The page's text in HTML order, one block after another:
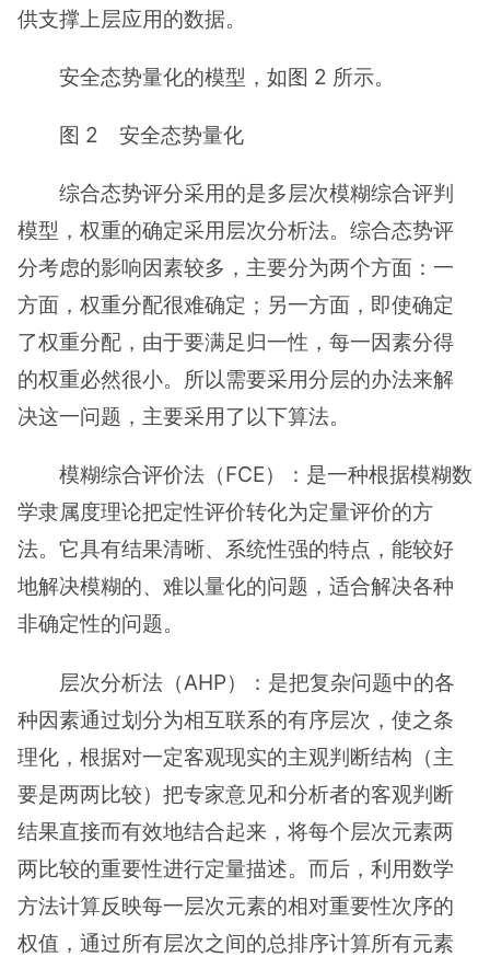
供支撑上层应用的数据。
安全态势量化的模型，如图 2 所示。
图 2 安全态势量化
综合态势评分采用的是多层次模糊综合评判
模型，权重的确定采用层次分析法。综合态势评
分考虑的影响因素较多，主要分为两个方面：一
方面，权重分配很难确定；另一方面，即使确定
了权重分配，由于要满足归一性，每一因素分得
的权重必然很小。所以需要采用分层的办法来解
决这一问题，主要采用了以下算法。
模糊综合评价法（FCE）：是一种根据模糊数
学隶属度理论把定性评价转化为定量评价的方
法。它具有结果清晰、系统性强的特点，能较好
地解决模糊的、难以量化的问题，适合解决各种
非确定性的问题。
层次分析法（AHP）：是把复杂问题中的各
种因素通过划分为相互联系的有序层次，使之条
理化，根据对一定客观现实的主观判断结构（主
要是两两比较）把专家意见和分析者的客观判断
结果直接而有效地结合起来，将每个层次元素两
两比较的重要性进行定量描述。而后，利用数学
方法计算反映每一层次元素的相对重要性次序的
权值，通过所有层次之间的总排序计算所有元素